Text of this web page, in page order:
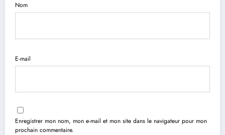
Nom
E-mail
Enregistrer mon nom, mon e-mail et mon site dans le navigateur pour mon
prochain commentaire.